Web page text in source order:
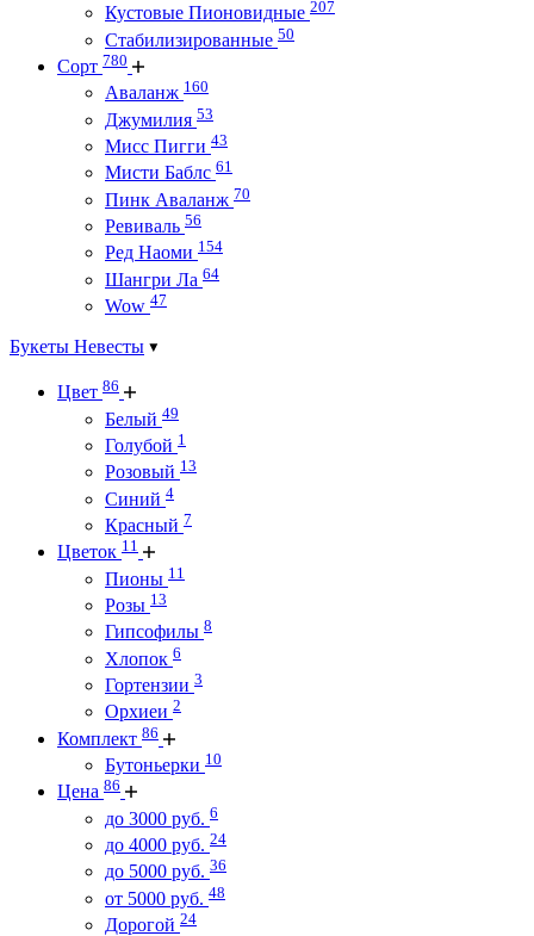
Кустовые Пионовидные 207
Стабилизированные 50
Сорт 780
Аваланж 160
Джумилия 53
Мисс Пигги 43
Мисти Баблс 61
Пинк Аваланж 70
Ревиваль 56
Ред Наоми 154
Шангри Ла 64
Wow 47
Букеты Невесты
Цвет 86
Белый 49
Голубой 1
Розовый 13
Синий 4
Красный 7
Цветок 11
Пионы 11
Розы 13
Гипсофилы 8
Хлопок 6
Гортензии 3
Орхиеи 2
Комплект 86
Бутоньерки 10
Цена 86
до 3000 руб. 6
до 4000 руб. 24
до 5000 руб. 36
от 5000 руб. 48
Дорогой 24